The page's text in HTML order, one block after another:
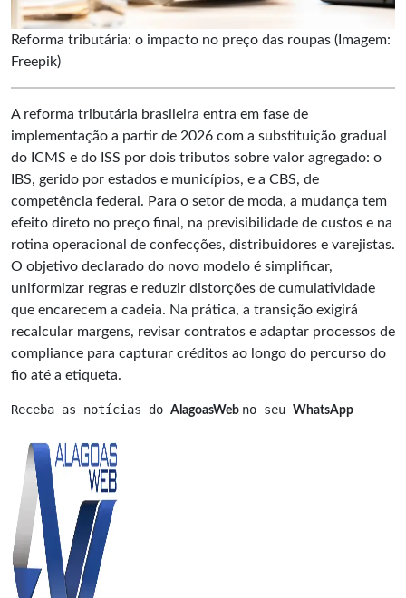
Reforma tributária: o impacto no preço das roupas (Imagem:
Freepik)
A reforma tributária brasileira entra em fase de
implementação a partir de 2026 com a substituição gradual
do ICMS e do ISS por dois tributos sobre valor agregado: o
IBS, gerido por estados e municípios, e a CBS, de
competência federal. Para o setor de moda, a mudança tem
efeito direto no preço final, na previsibilidade de custos e na
rotina operacional de confecções, distribuidores e varejistas.
O objetivo declarado do novo modelo é simplificar,
uniformizar regras e reduzir distorções de cumulatividade
que encarecem a cadeia. Na prática, a transição exigirá
recalcular margens, revisar contratos e adaptar processos de
compliance para capturar créditos ao longo do percurso do
fio até a etiqueta.
Receba as notícias do AlagoasWeb no seu WhatsApp